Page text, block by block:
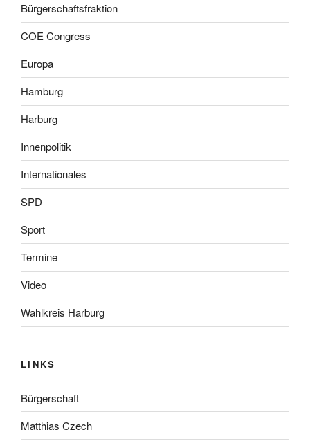
Bürgerschaftsfraktion
COE Congress
Europa
Hamburg
Harburg
Innenpolitik
Internationales
SPD
Sport
Termine
Video
Wahlkreis Harburg
LINKS
Bürgerschaft
Matthias Czech